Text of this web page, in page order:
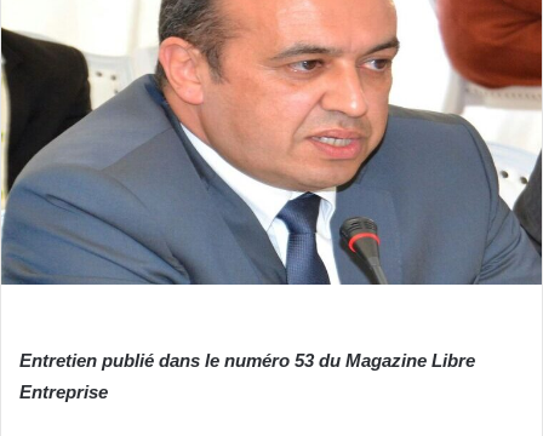
Entretien publié dans le numéro 53 du Magazine Libre
Entreprise